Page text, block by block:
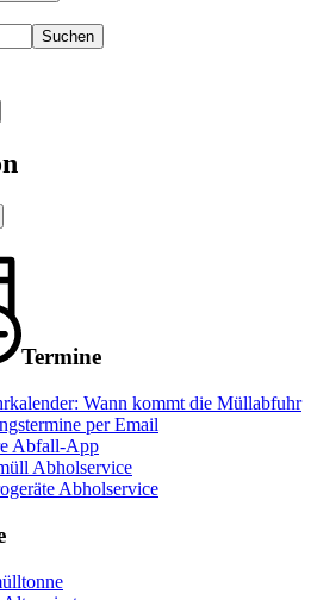
Suchen
Termine
Wann kommt die Müllabfuhr
per Email
Abfall-App
Abholservice
Abholservice